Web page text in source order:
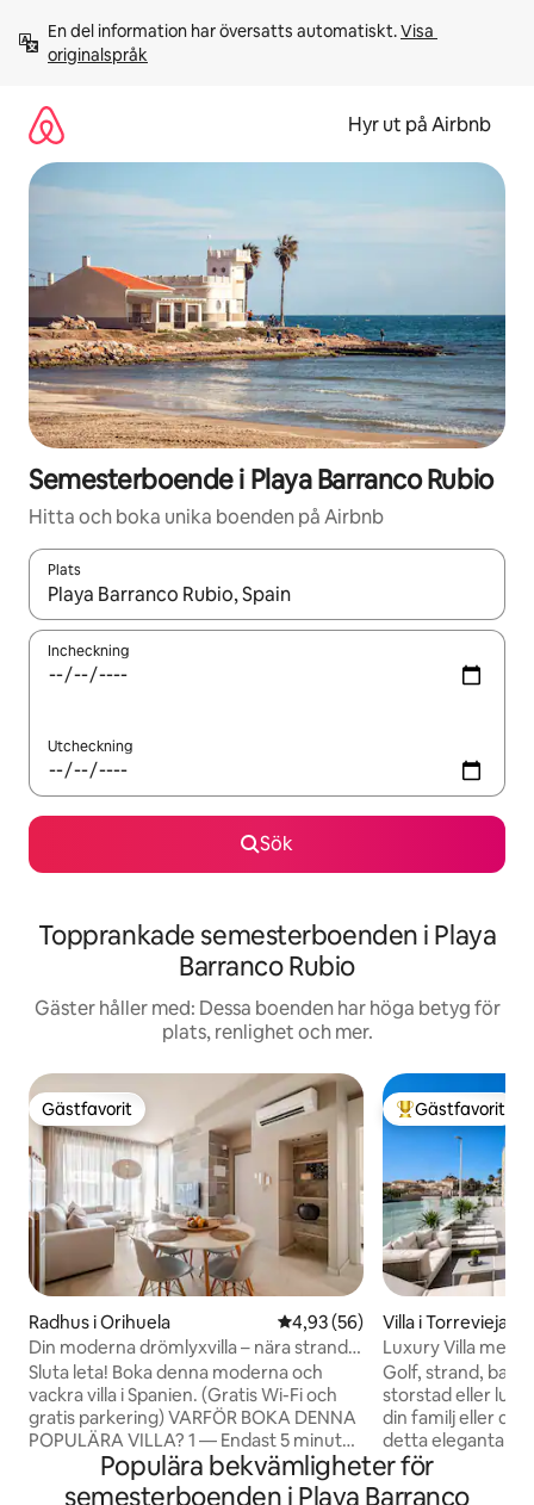
innehåll
En del information har översatts automatiskt. Visa
originalspråk
Hyr ut på Airbnb
Semesterboende i Playa Barranco Rubio
Hitta och boka unika boenden på Airbnb
Plats
När resultaten är tillgängliga kan du navigera med upp- och
Incheckning
Utcheckning
Sök
Topprankade semesterboenden i Playa
Barranco Rubio
Gäster håller med: Dessa boenden har höga betyg för
plats, renlighet och mer.
Gästfavorit
Gästfavorit
Radhus i Orihuela 4,93 av 5 i genomsnittligt
4,93 (56)
Din moderna drömlyxvilla – nära strand
och golf
Sluta leta! Boka denna moderna och
vackra villa i Spanien. (Gratis Wi-Fi och
gratis parkering) VARFÖR BOKA DENNA
POPULÄRA VILLA? 1 — Endast 5 minuter
till La Zenia Shopping mall 2 — Endast 5
minuter till de stora stränderna 3 —
Populär
Gästfavorit
Villa i Torrevieja
Luxury Villa med
Golf, strand,
storstad eller
din familj eller
detta eleganta ställe
lyxvillan har en
Privat trädgård
Populära bekvämligheter för
semesterboenden i Playa Barranco